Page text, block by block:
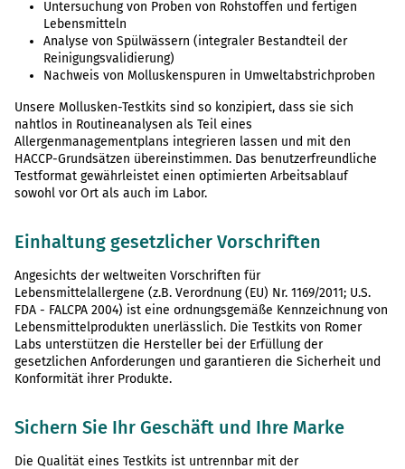
Untersuchung von Proben von Rohstoffen und fertigen
Lebensmitteln
Analyse von Spülwässern (integraler Bestandteil der
Reinigungsvalidierung)
Nachweis von Molluskenspuren in Umweltabstrichproben
Unsere Mollusken-Testkits sind so konzipiert, dass sie sich
nahtlos in Routineanalysen als Teil eines
Allergenmanagementplans integrieren lassen und mit den
HACCP-Grundsätzen übereinstimmen. Das benutzerfreundliche
Testformat gewährleistet einen optimierten Arbeitsablauf
sowohl vor Ort als auch im Labor.
Einhaltung gesetzlicher Vorschriften
Angesichts der weltweiten Vorschriften für
Lebensmittelallergene (z.B. Verordnung (EU) Nr. 1169/2011; U.S.
FDA - FALCPA 2004) ist eine ordnungsgemäße Kennzeichnung von
Lebensmittelprodukten unerlässlich. Die Testkits von Romer
Labs unterstützen die Hersteller bei der Erfüllung der
gesetzlichen Anforderungen und garantieren die Sicherheit und
Konformität ihrer Produkte.
Sichern Sie Ihr Geschäft und Ihre Marke
Die Qualität eines Testkits ist untrennbar mit der